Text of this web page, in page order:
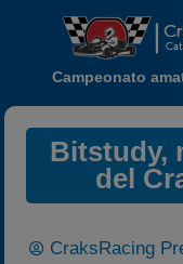
Campeonato
Bitstudy,
del
CraksRacing